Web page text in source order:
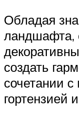
Обладая
создать
сочетании
гортензией